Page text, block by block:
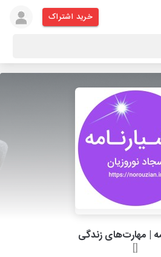
خرید اشتراک
| مهارت‌های زندگی
[]